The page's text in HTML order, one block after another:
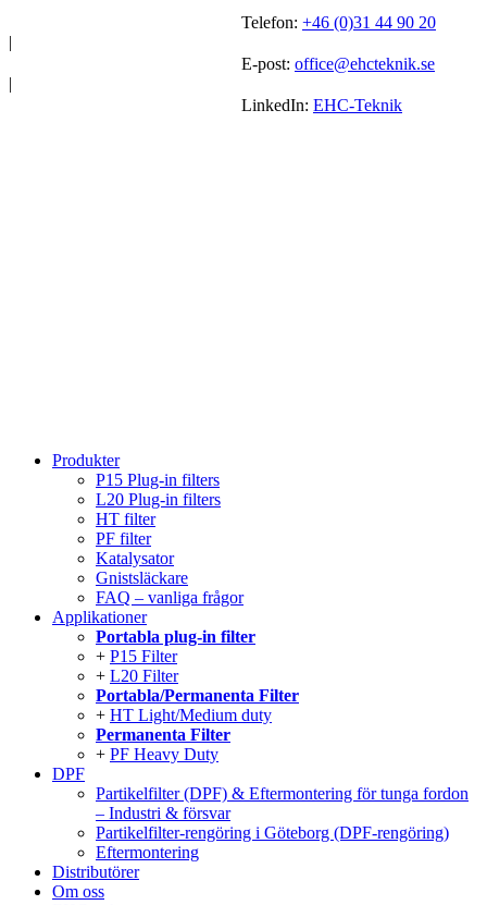
Telefon: +46 (0)31 44 90 20
|
E-post: office@ehcteknik.se
|
LinkedIn: EHC-Teknik
Produkter
P15 Plug-in filters
L20 Plug-in filters
HT filter
PF filter
Katalysator
Gnistsläckare
FAQ – vanliga frågor
Applikationer
Portabla plug-in filter
P15 Filter
L20 Filter
Portabla/Permanenta Filter
HT Light/Medium duty
Permanenta Filter
PF Heavy Duty
DPF
Partikelfilter (DPF) & Eftermontering för tunga fordon
– Industri & försvar
Partikelfilter-rengöring i Göteborg (DPF-rengöring)
Eftermontering
Distributörer
Om oss